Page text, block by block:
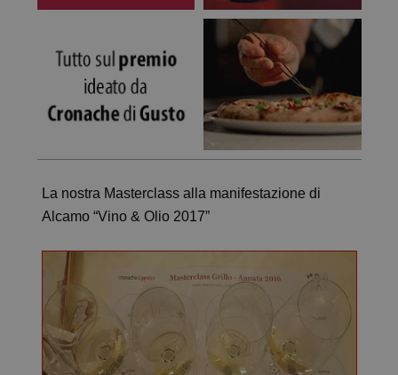
La nostra Masterclass alla manifestazione di
Alcamo “Vino & Olio 2017”